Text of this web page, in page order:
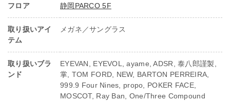
フロア 静岡PARCO 5F
取り扱いアイ
テム
メガネ／サングラス
取り扱いブラ
ンド
EYEVAN, EYEVOL, ayame, ADSR, 泰八郎謹製,
掌, TOM FORD, NEW, BARTON PERREIRA,
999.9 Four Nines, propo, POKER FACE,
MOSCOT, Ray Ban, One/Three Compound